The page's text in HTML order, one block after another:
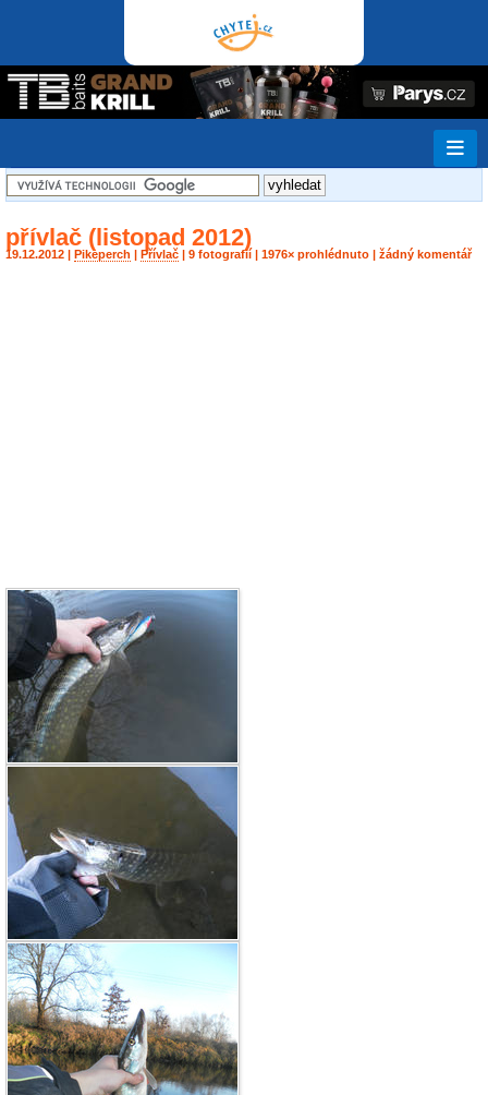
přívlač (listopad 2012)
19.12.2012 | Pikeperch Přívlač | 9 fotografií | 1976× prohlédnuto | žádný komentář